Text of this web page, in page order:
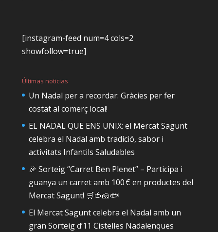
[instagram-feed num=4 cols=2
showfollow=true]
Últimas noticias
Un Nadal per a recordar: Gràcies per fer
costat al comerç local!
EL NADAL QUE ENS UNIX: el Mercat Sagunt
celebra el Nadal amb tradició, sabor i
activitats Infantils Saludables
🎉 Sorteig “Carret Ben Plenet” – Participa i
guanya un carret amb 100 € en productes del
Mercat Sagunt! 🛒🍅🧀🐟
El Mercat Sagunt celebra el Nadal amb un
gran Sorteig d’11 Cistelles Nadalenques